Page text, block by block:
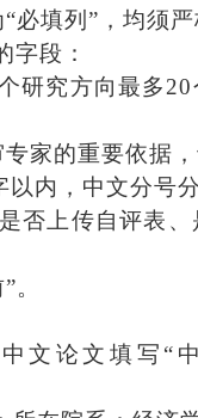
“必填列”，均须
字段：
研究方向最多
家的重要依据
以内，中文分号
否上传自评表
。
文论文填写“